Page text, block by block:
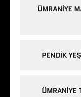
ÜMRANIYE
PENDIK
ÜMRANIYE